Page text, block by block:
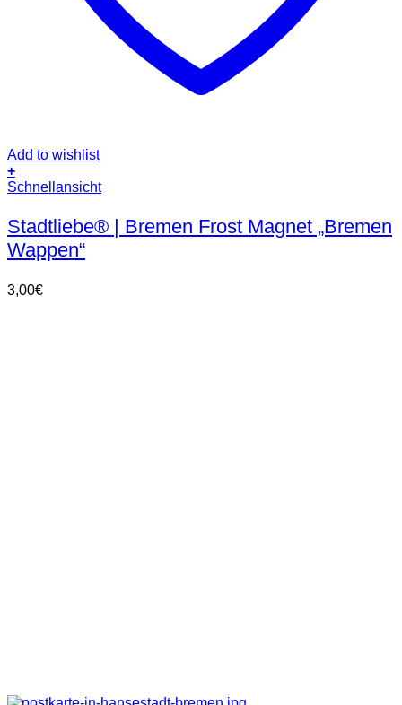
Add to wishlist
+
Schnellansicht
Stadtliebe® | Bremen Frost Magnet „Bremen
Wappen“
3,00€